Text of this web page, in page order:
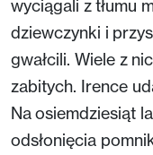
wyciągali z tłumu
dziewczynki i
gwałcili. Wiele z
zabitych. Irence
Na osiemdziesiąt
odsłonięcia